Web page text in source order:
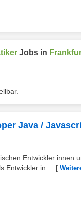
Jobs in
Java /
Entwickler:in ...
[